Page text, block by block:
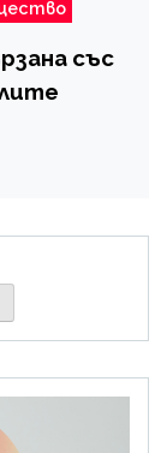
със